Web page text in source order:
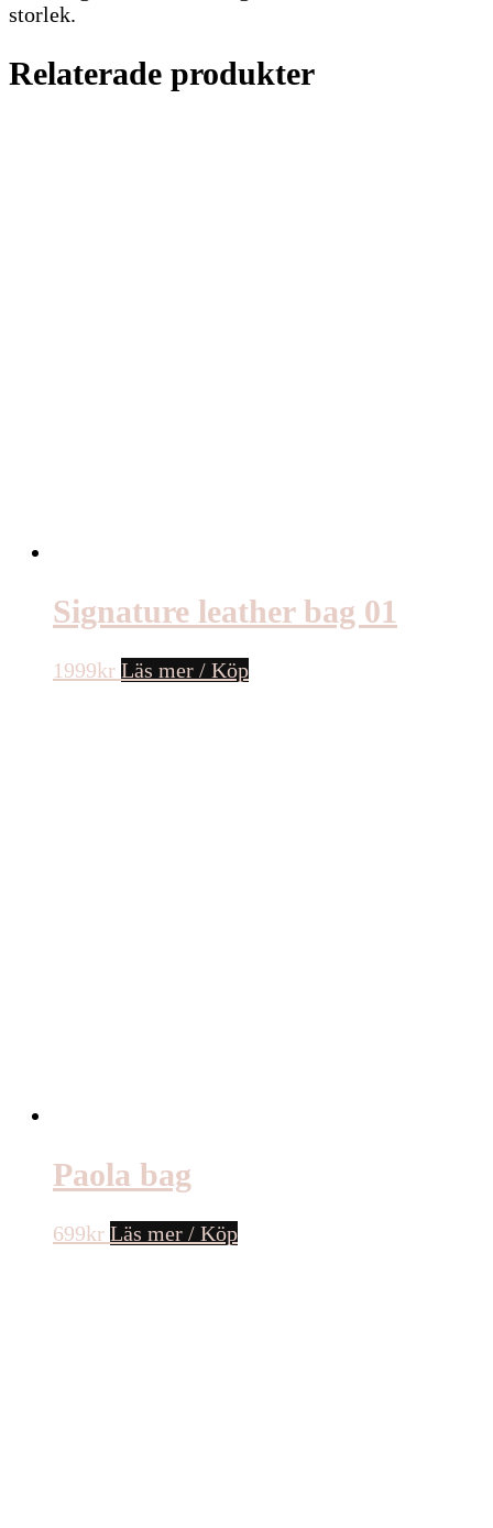
storlek.
Relaterade produkter
Signature leather bag 01
1999kr Läs mer / Köp
Paola bag
699kr Läs mer / Köp